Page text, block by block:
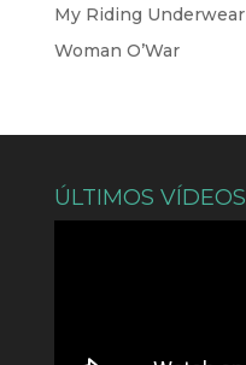
My Riding Underwear
Woman O’War
ÚLTIMOS VÍDEOS